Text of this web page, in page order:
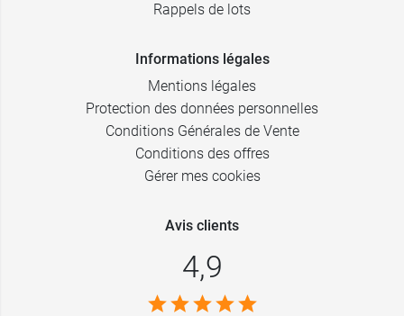
Rappels de lots
Informations légales
Mentions légales
Protection des données personnelles
Conditions Générales de Vente
Conditions des offres
Gérer mes cookies
Avis clients
4,9